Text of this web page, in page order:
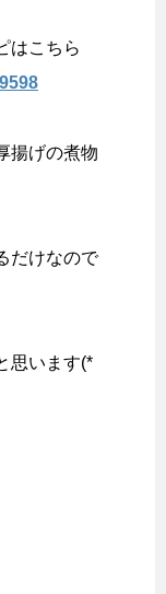
はこちら
揚げの煮物
だけなので
思います(*